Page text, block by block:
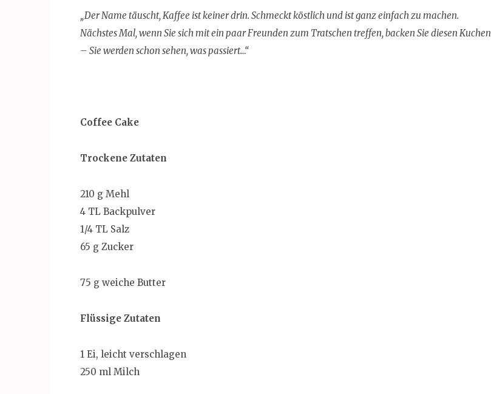
„Der Name täuscht, Kaffee ist keiner drin. Schmeckt köstlich und ist ganz einfach zu machen.
Nächstes Mal, wenn Sie sich mit ein paar Freunden zum Tratschen treffen, backen Sie diesen Kuchen
– Sie werden schon sehen, was passiert…“
Coffee Cake
Trockene Zutaten
210 g Mehl
4 TL Backpulver
1/4 TL Salz
65 g Zucker
75 g weiche Butter
Flüssige Zutaten
1 Ei, leicht verschlagen
250 ml Milch